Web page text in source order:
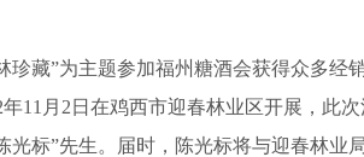
藏”为主题参加福州糖酒会获得众多经
月2日在鸡西市迎春林业区开展，此
光标”先生。届时，陈光标将与迎春林